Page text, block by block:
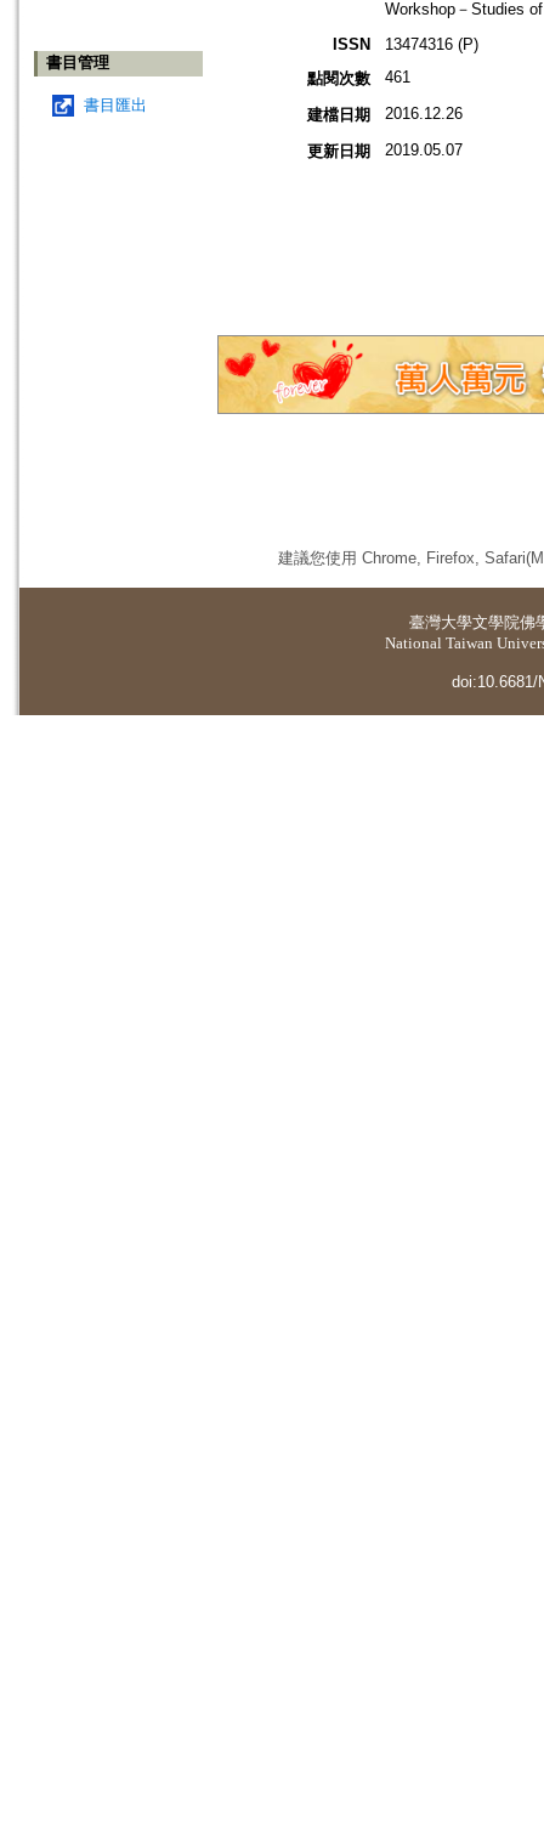
書目管理
書目匯出
Workshop－Studies
ISSN
13474316 (P)
點閱次數
461
建檔日期 2016.12.26
更新日期 2019.05.07
建議您使用 Chrome, Firefox,
臺灣大學文學院佛
National Taiwan
doi:10.6681/